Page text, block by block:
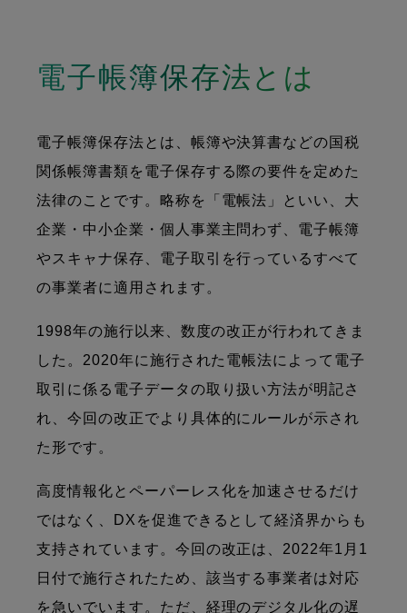
電子帳簿保存法とは
電子帳簿保存法とは、帳簿や決算書などの国税
関係帳簿書類を電子保存する際の要件を定めた
法律のことです。略称を「電帳法」といい、大
企業・中小企業・個人事業主問わず、電子帳簿
やスキャナ保存、電子取引を行っているすべて
の事業者に適用されます。
1998年の施行以来、数度の改正が行われてきま
した。2020年に施行された電帳法によって電子
取引に係る電子データの取り扱い方法が明記さ
れ、今回の改正でより具体的にルールが示され
た形です。
高度情報化とペーパーレス化を加速させるだけ
ではなく、DXを促進できるとして経済界からも
支持されています。今回の改正は、2022年1月1
日付で施行されたため、該当する事業者は対応
を急いでいます。ただ、経理のデジタル化の遅